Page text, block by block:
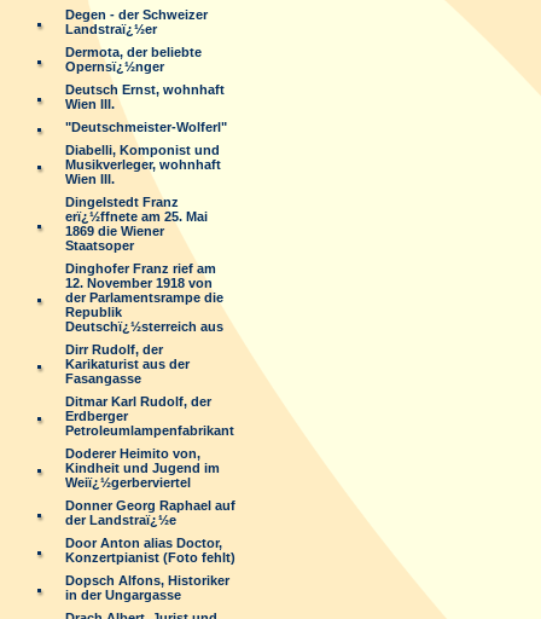
Degen - der Schweizer
Landstraï¿½er
Dermota, der beliebte
Opernsï¿½nger
Deutsch Ernst, wohnhaft
Wien III.
"Deutschmeister-Wolferl"
Diabelli, Komponist und
Musikverleger, wohnhaft
Wien III.
Dingelstedt Franz
erï¿½ffnete am 25. Mai
1869 die Wiener
Staatsoper
Dinghofer Franz rief am
12. November 1918 von
der Parlamentsrampe die
Republik
Deutschï¿½sterreich aus
Dirr Rudolf, der
Karikaturist aus der
Fasangasse
Ditmar Karl Rudolf, der
Erdberger
Petroleumlampenfabrikant
Doderer Heimito von,
Kindheit und Jugend im
Weiï¿½gerberviertel
Donner Georg Raphael auf
der Landstraï¿½e
Door Anton alias Doctor,
Konzertpianist (Foto fehlt)
Dopsch Alfons, Historiker
in der Ungargasse